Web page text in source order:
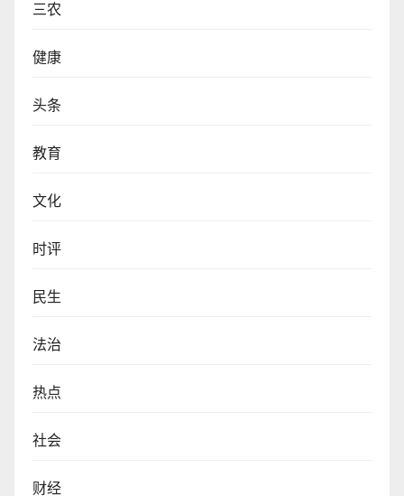
三农
健康
头条
教育
文化
时评
民生
法治
热点
社会
财经